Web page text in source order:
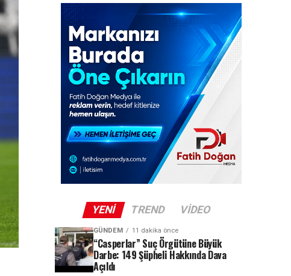
YENI TREND VIDEO
GÜNDEM 11 dakika önce
“Casperlar” Suç Örgütüne Büyük
Darbe: 149 Şüpheli Hakkında Dava
Açıldı